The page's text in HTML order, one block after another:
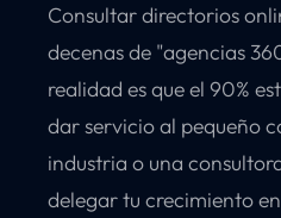
Consultar directorios
decenas de "agencias
realidad es que el 90%
dar servicio al pequeño
industria o una
delegar tu crecimiento